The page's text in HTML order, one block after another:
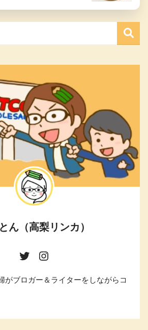
ん（高梨リンカ）
がブロガー＆ライターをしながらコ